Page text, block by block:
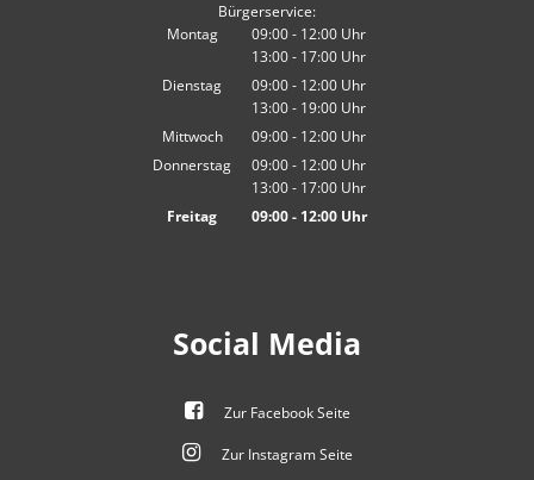
Bürgerservice:
Montag
09:00- 12:00 Uhr
Von 09:00 bis 12:00 Uhr
13:00- 17:00 Uhr
Von 13:00 bis 17:00 Uhr
Dienstag 09:00- 12:00 Uhr
Von 09:00 bis 12:00 Uhr
13:00- 19:00 Uhr
Von 13:00 bis 19:00 Uhr
Mittwoch 09:00- 12:00 Uhr
Von 09:00 bis 12:00 Uhr
Donnerstag 09:00- 12:00 Uhr
Von 09:00 bis 12:00 Uhr
13:00- 17:00 Uhr
Von 13:00 bis 17:00 Uhr
Freitag 09:00- 12:00Uhr
Social Media
Zur Facebook Seite
Zur Instagram Seite